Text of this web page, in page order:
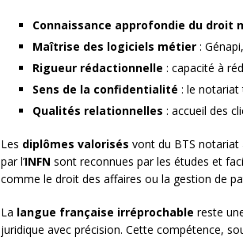
Connaissance approfondie du droit
Maîtrise des logiciels métier :
Rigueur rédactionnelle : capacité à
Sens de la confidentialité : le notariat
Qualités relationnelles : accueil des
Les diplômes valorisés vont du BTS
par l’INFN sont reconnues par les études et
comme le droit des affaires ou la gestion de
La langue française irréprochable reste
juridique avec précision. Cette compétence,